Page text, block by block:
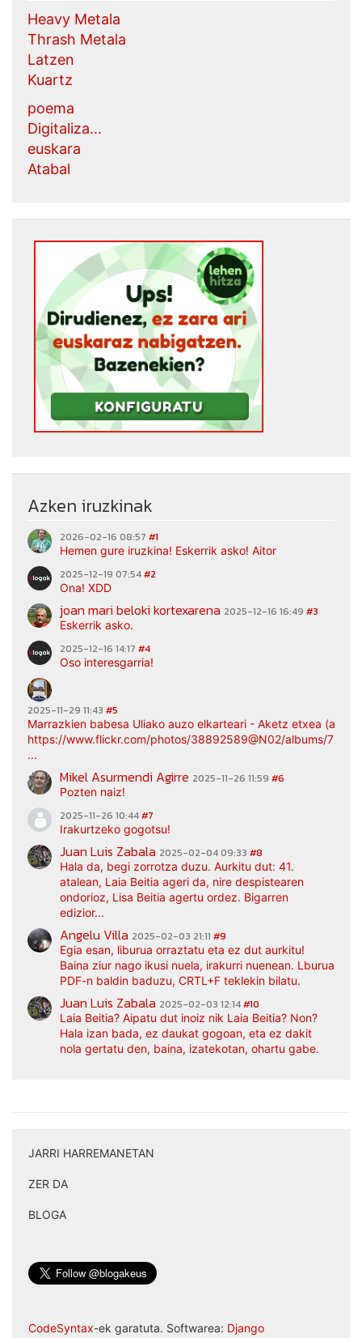
Heavy Metala
Thrash Metala
Latzen
Kuartz
poema
Digitaliza...
euskara
Atabal
Azken iruzkinak
2026-02-16 08:57 #1
Hemen gure iruzkina! Eskerrik asko! Aitor
2025-12-19 07:54#2
Ona! XDD
joan mari beloki kortexarena 2025-12-16 16:49 #3
Eskerrik asko.
2025-12-16 14:17 #4
Oso interesgarria!
2025-11-29 11:43 #5
Marrazkien babesa Uliako auzo elkarteari - Aketz etxea
https://www.flickr.com/photos/38892589@N02/albums/
...
Mikel Asurmendi Agirre 2025-11-26 11:59 #6
Pozten naiz!
2025-11-26 10:44#7
Irakurtzeko gogotsu!
Juan Luis Zabala 2025-02-04 09:33 #8
Hala da, begi zorrotza duzu. Aurkitu dut: 41.
atalean, Laia Beitia ageri da, nire despistearen
ondorioz, Lisa Beitia agertu ordez. Bigarren
edizior...
Angelu Villa 2025-02-03 21:11 #9
Egia esan, liburua orraztatu eta ez dut aurkitu!
Baina ziur nago ikusi nuela, irakurri nuenean. Lburua
PDF-n baldin baduzu, CRTL+F teklekin bilatu.
Juan Luis Zabala 2025-02-03 12:14#10
Laia Beitia? Aipatu dut inoiz nik Laia Beitia? Non?
Hala izan bada, ez daukat gogoan, eta ez dakit
nola gertatu den, baina, izatekotan, ohartu gabe.
JARRI HARREMANETAN
ZER DA
BLOGA
CodeSyntax-ek garatuta. Softwarea: Django